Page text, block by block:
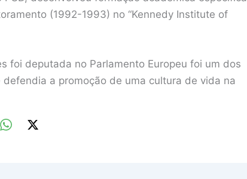
(1992-1993) no “Kennedy Institute of
foi deputada no Parlamento Europeu foi um dos
defendia a promoção de uma cultura de vida na